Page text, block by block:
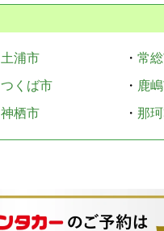
土浦市 ・ 常
つくば市 ・ 鹿
神栖市 ・ 那